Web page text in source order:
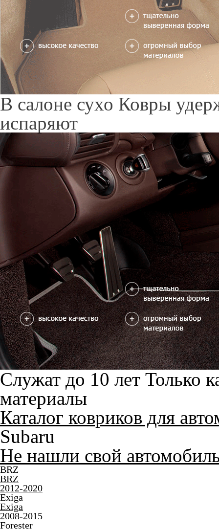
Служат до 10 лет Только
материалы
Каталог ковриков для
Subaru
Не нашли свой
2008-2015
Forester
Forester I
1997-2002
Forester II
2002-2008
Forester III
2007-2013
Forester IV
2012-2019
Forester V
2018-н.в.
Forester VI
2024-н.в.
Impreza
Impreza I
1992-2000
Impreza II
2000-2007
Impreza III
2007-2012
Impreza IV
2011-2021
Impreza V
2016-н.в.
Legacy
Legacy II
1994-1999
Legacy III
1998-2003
Legacy IV
2003-2009